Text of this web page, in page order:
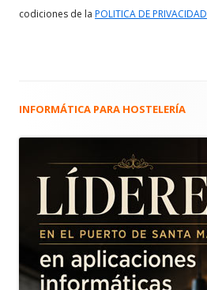
codiciones de la POLITICA DE PRIVACIDAD
Barra
principal
INFORMÁTICA PARA HOSTELERÍA